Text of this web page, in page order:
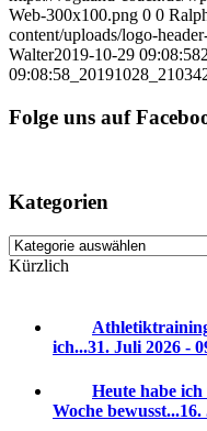
Web-300x100.png 0 0
content/uploads/logo-
Walter2019-10-29 09:08:58
09:08:58
Folge uns auf
Kategorien
Kategorien
Kürzlich
ich...31. Juli 2026 -
Heute habe
Woche bewusst...16.